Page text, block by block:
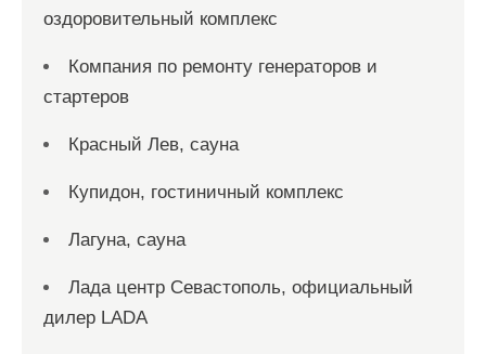
оздоровительный комплекс
Компания по ремонту генераторов и
стартеров
Красный Лев, сауна
Купидон, гостиничный комплекс
Лагуна, сауна
Лада центр Севастополь, официальный
дилер LADA